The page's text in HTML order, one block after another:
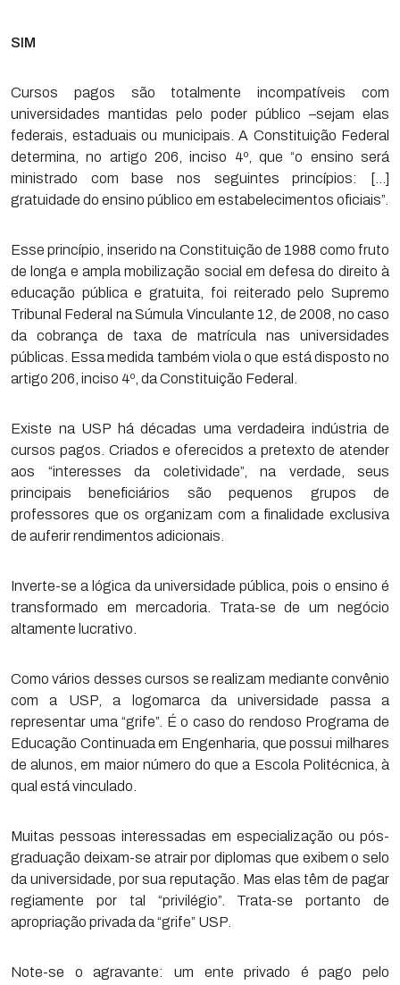
SIM
Cursos pagos são totalmente incompatíveis com
universidades mantidas pelo poder público –sejam elas
federais, estaduais ou municipais. A Constituição Federal
determina, no artigo 206, inciso 4º, que “o ensino será
ministrado com base nos seguintes princípios: […]
gratuidade do ensino público em estabelecimentos oficiais”.
Esse princípio, inserido na Constituição de 1988 como fruto
de longa e ampla mobilização social em defesa do direito à
educação pública e gratuita, foi reiterado pelo Supremo
Tribunal Federal na Súmula Vinculante 12, de 2008, no caso
da cobrança de taxa de matrícula nas universidades
públicas. Essa medida também viola o que está disposto no
artigo 206, inciso 4º, da Constituição Federal.
Existe na USP há décadas uma verdadeira indústria de
cursos pagos. Criados e oferecidos a pretexto de atender
aos “interesses da coletividade”, na verdade, seus
principais beneficiários são pequenos grupos de
professores que os organizam com a finalidade exclusiva
de auferir rendimentos adicionais.
Inverte-se a lógica da universidade pública, pois o ensino é
transformado em mercadoria. Trata-se de um negócio
altamente lucrativo.
Como vários desses cursos se realizam mediante convênio
com a USP, a logomarca da universidade passa a
representar uma “grife”. É o caso do rendoso Programa de
Educação Continuada em Engenharia, que possui milhares
de alunos, em maior número do que a Escola Politécnica, à
qual está vinculado.
Muitas pessoas interessadas em especialização ou pós-
graduação deixam-se atrair por diplomas que exibem o selo
da universidade, por sua reputação. Mas elas têm de pagar
regiamente por tal “privilégio”. Trata-se portanto de
apropriação privada da “grife” USP.
Note-se o agravante: um ente privado é pago pelo